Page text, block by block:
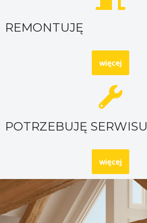
REMONTUJĘ
więcej
POTRZEBUJĘ SERWISU
więcej